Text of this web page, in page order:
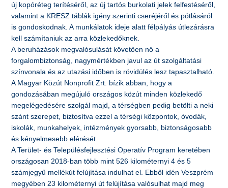
új kopóréteg terítéséről, az új tartós burkolati jelek felfestéséről,
valamint a KRESZ táblák igény szerinti cseréjéről és pótlásáról
is gondoskodnak. A munkálatok ideje alatt félpályás útlezárásra
kell számítaniuk az arra közlekedőknek.
A beruházások megvalósulását követően nő a
forgalombiztonság, nagymértékben javul az út szolgáltatási
színvonala és az utazási időben is rövidülés lesz tapasztalható.
A Magyar Közút Nonprofit Zrt. bízik abban, hogy a
gondozásában megújuló országos közút minden közlekedő
megelégedésére szolgál majd, a térségben pedig betölti a neki
szánt szerepet, biztosítva ezzel a térségi központok, óvodák,
iskolák, munkahelyek, intézmények gyorsabb, biztonságosabb
és kényelmesebb elérését.
A Terület- és Településfejlesztési Operatív Program keretében
országosan 2018-ban több mint 526 kilométernyi 4 és 5
számjegyű mellékút felújítása indulhat el. Ebből idén Veszprém
megyében 23 kilométernyi út felújítása valósulhat majd meg